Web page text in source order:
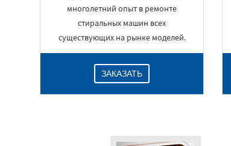
многолетний опыт в ремонте
стиральных машин всех
существующих на рынке моделей.
ЗАКАЗАТЬ